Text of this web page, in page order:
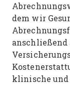
dem wir
anschließend
klinische